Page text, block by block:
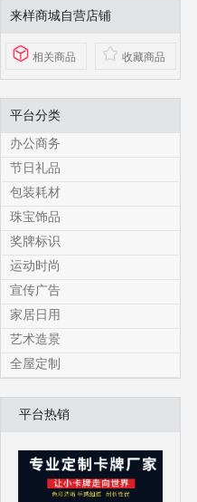
来样商城自营店铺
相关商品 收藏商品
平台分类
办公商务
节日礼品
包装耗材
珠宝饰品
奖牌标识
运动时尚
宣传广告
家居日用
艺术造景
全屋定制
平台热销